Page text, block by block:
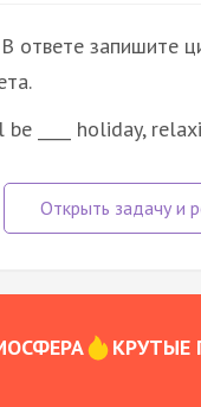
ответе запишите
____ holiday,
КРУТЫЕ